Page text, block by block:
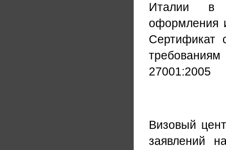
Италии в
оформления
Сертификат
27001:2005
Визовый
заявлений